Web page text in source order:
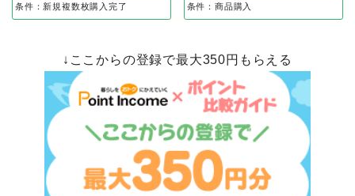
条件：新規複数枚購入完了
条件：商品購入
↓ここからの登録で最大350円もらえる